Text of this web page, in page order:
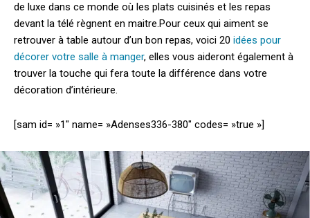
de luxe dans ce monde où les plats cuisinés et les repas
devant la télé règnent en maitre.Pour ceux qui aiment se
retrouver à table autour d’un bon repas, voici 20 idées pour
décorer votre salle à manger, elles vous aideront également à
trouver la touche qui fera toute la différence dans votre
décoration d’intérieure.
[sam id= »1″ name= »Adenses336-380″ codes= »true »]